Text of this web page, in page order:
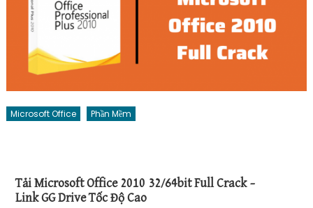
Microsoft Office Phần Mềm
Tải Microsoft Office 2010 32/64bit Full Crack –
Link GG Drive Tốc Độ Cao